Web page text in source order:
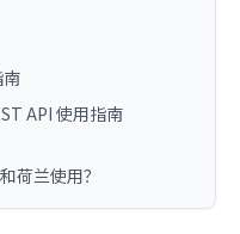
API 使用指南
荷兰使用？